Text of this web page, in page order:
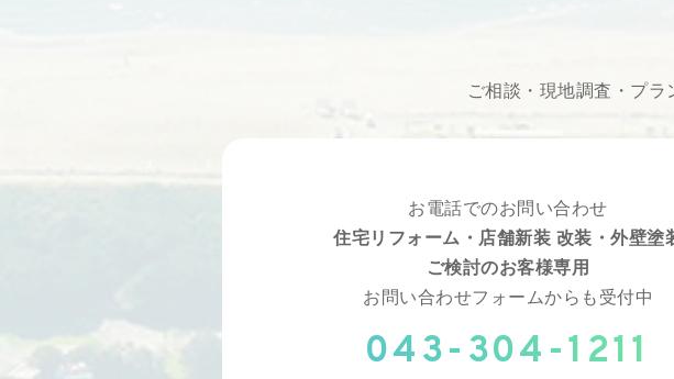
ご相談・現地調査・プラ
お電話でのお問い合わせ
住宅リフォーム・店舗新装 改装・外壁塗
ご検討のお客様専用
お問い合わせフォームからも受付中
043-304-1211